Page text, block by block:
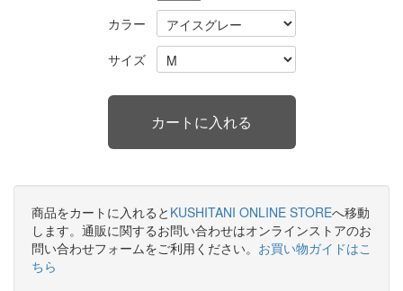
カラー
サイズ
商品をカートに入れると KUSHITANI ONLINE STOREへ移動
します。通販に関するお問い合わせはオンラインストアのお
問い合わせフォームをご利用ください。 お買い物ガイドはこ
ちら